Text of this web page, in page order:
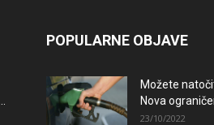
POPULARNE OBJAVE
Možete
Nova
23/10/2022